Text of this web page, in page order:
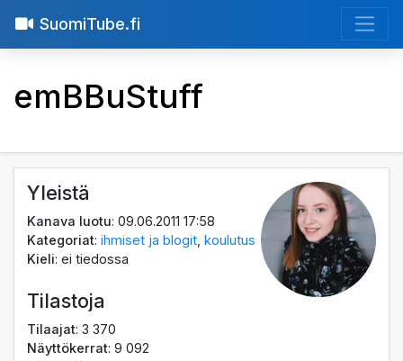
SuomiTube.fi
emBBuStuff
Yleistä
Kanava luotu: 09.06.2011 17:58
Kategoriat:ihmiset ja blogit ,koulutus
Kieli: ei tiedossa
Tilastoja
Tilaajat: 3 370
Näyttökerrat: 9 092